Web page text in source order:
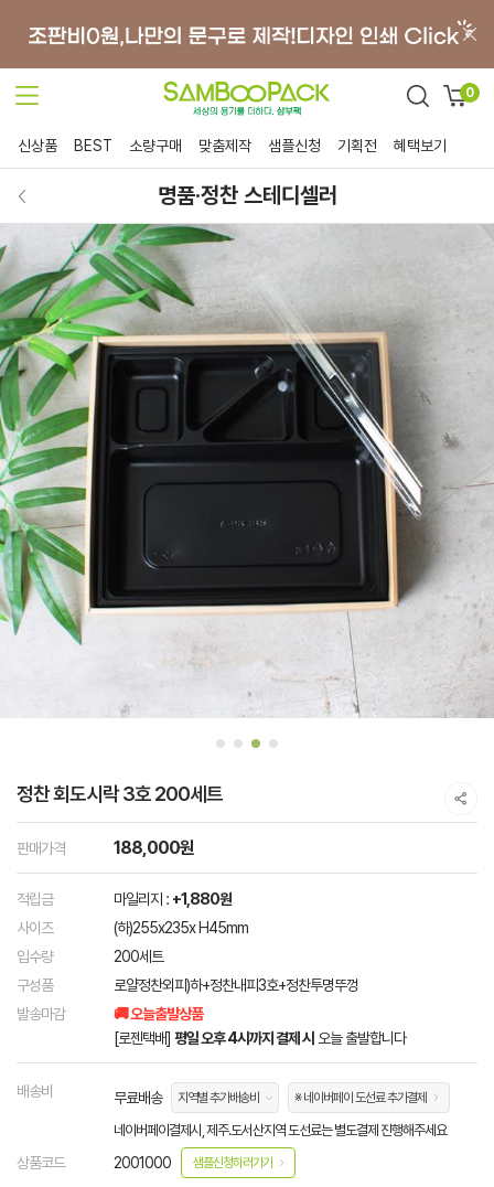
0
신상품 BEST 소량구매 맞춤제작 샘플신청 기획전 혜택보기
명품·정찬 스테디셀러
정찬 회도시락 3호 200세트
판매가격 188,000원
적립금 마일리지 : +1,880원
사이즈
(하)255x235x H45mm
입수량
200세트
구성품
로얄정찬외피)하+정찬내피3호+정찬투명뚜껑
발송마감
🚚 오늘출발상품
[로젠택배] 평일 오후 4시까지 결제 시 오늘 출발합니다
배송비 무료배송 지역별 추가배송비 ※ 네이버페이 도선료 추가결제
네이버페이결제시, 제주.도서산지역 도선료는 별도결제 진행해주세요
상품코드 2001000 샘플신청하러가기